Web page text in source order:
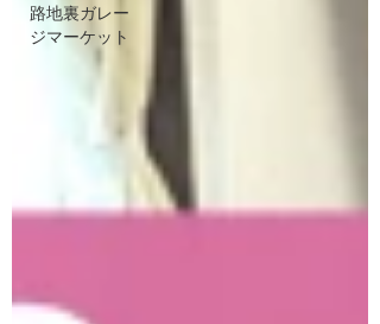
路地裏ガレー
ジマーケット